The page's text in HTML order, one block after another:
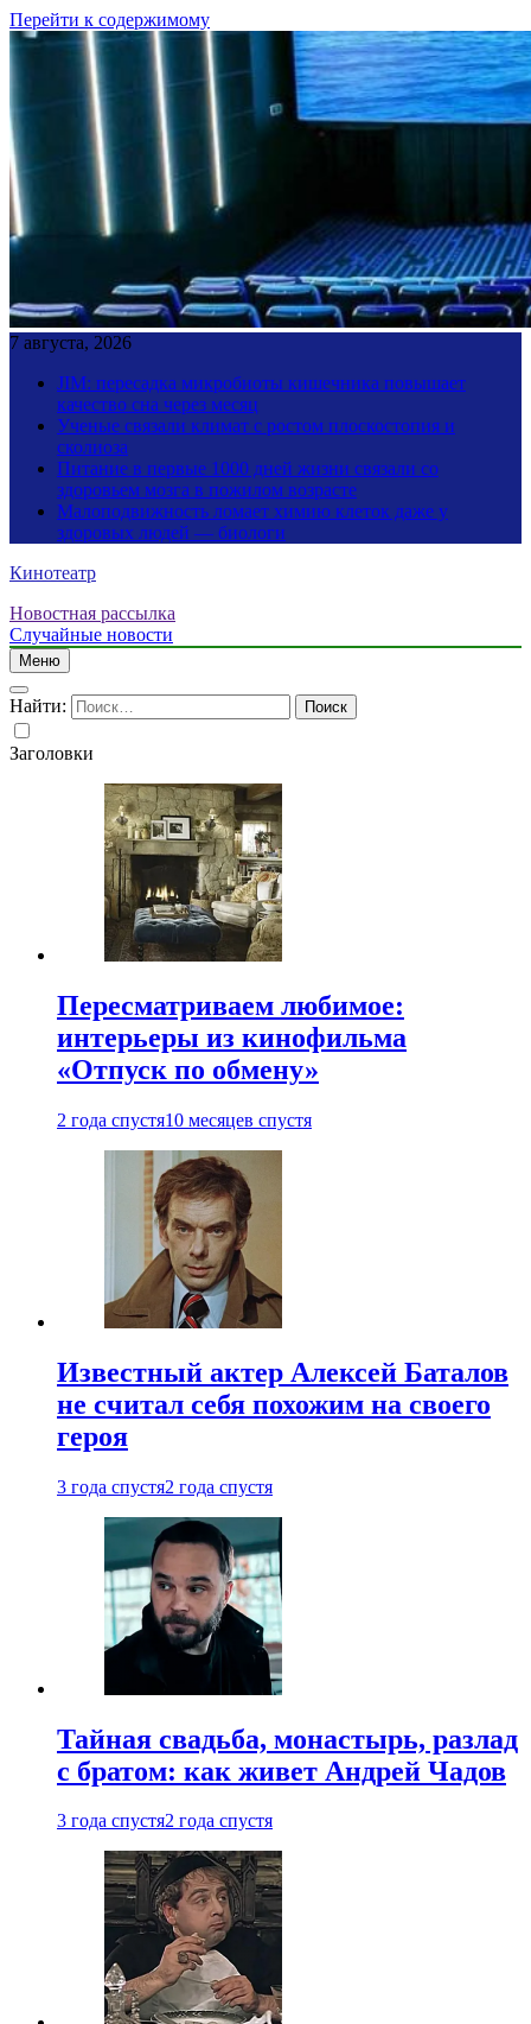
Перейти к содержимому
7 августа, 2026
JIM: пересадка микробиоты кишечника повышает
качество сна через месяц
Ученые связали климат с ростом плоскостопия и
сколиоза
Питание в первые 1000 дней жизни связали со
здоровьем мозга в пожилом возрасте
Малоподвижность ломает химию клеток даже у
здоровых людей — биологи
Кинотеатр
Новостная рассылка
Случайные новости
Меню
Найти:
Заголовки
Пересматриваем любимое:
интерьеры из кинофильма
«Отпуск по обмену»
2 года спустя10 месяцев спустя
Известный актер Алексей Баталов
не считал себя похожим на своего
героя
3 года спустя2 года спустя
Тайная свадьба, монастырь, разлад
с братом: как живет Андрей Чадов
3 года спустя2 года спустя